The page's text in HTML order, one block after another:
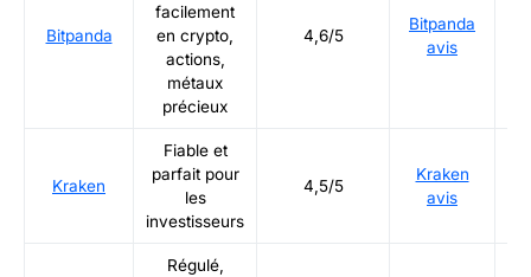
Bitpanda
facilement
en crypto,
actions,
métaux
précieux
4,6/5
Bitpanda
avis
Kraken
Fiable et
parfait pour
les
investisseurs
4,5/5
Kraken
avis
Régulé,